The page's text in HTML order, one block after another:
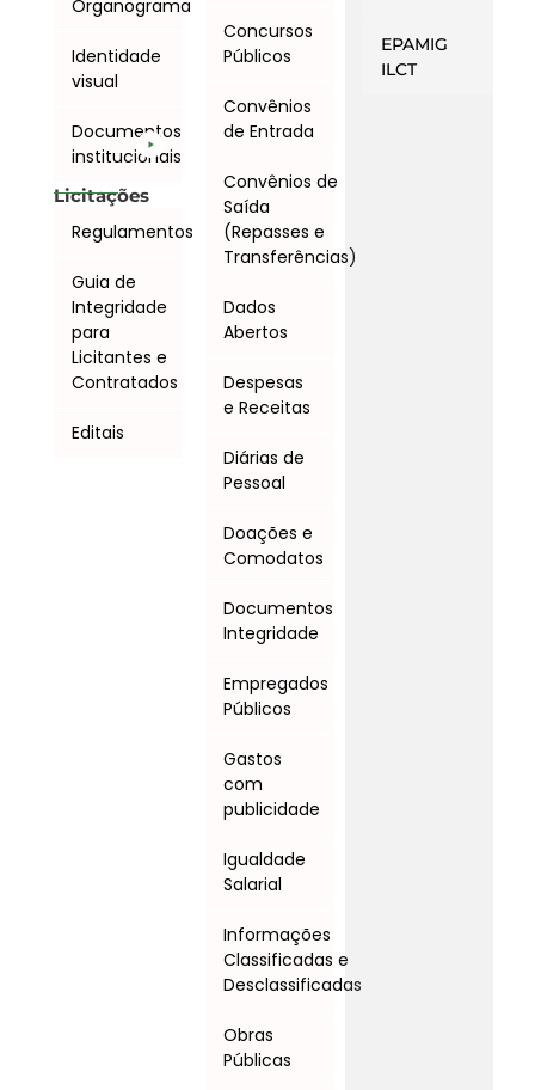
Organograma
Identidade
visual
Documentos
institucionais
Licitações
Regulamentos
Guia de
Integridade
para
Licitantes e
Contratados
Editais
Concursos
Públicos
Convênios
de Entrada
Convênios de
Saída
(Repasses e
Transferências)
Dados
Abertos
Despesas
e Receitas
Diárias de
Pessoal
Doações e
Comodatos
Documentos
Integridade
Empregados
Públicos
Gastos
com
publicidade
Igualdade
Salarial
Informações
Classificadas e
Desclassificadas
Obras
Públicas
EPAMIG
ILCT